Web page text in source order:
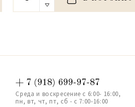
+ 7 (918) 699-97-87
Среда и воскресение с 6:00- 16:00,
пн, вт, чт, пт, сб - с 7:00-16:00